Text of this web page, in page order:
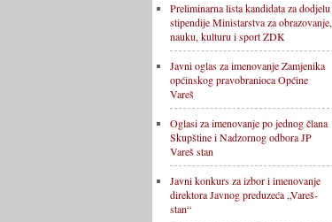
Preliminarna lista kandidata za dodjelu
stipendije Ministarstva za obrazovanje,
nauku, kulturu i sport ZDK
Javni oglas za imenovanje Zamjenika
općinskog pravobranioca Općine
Vareš
Oglasi za imenovanje po jednog člana
Skupštine i Nadzornog odbora JP
Vareš stan
Javni konkurs za izbor i imenovanje
direktora Javnog preduzeća „Vareš-
stan“